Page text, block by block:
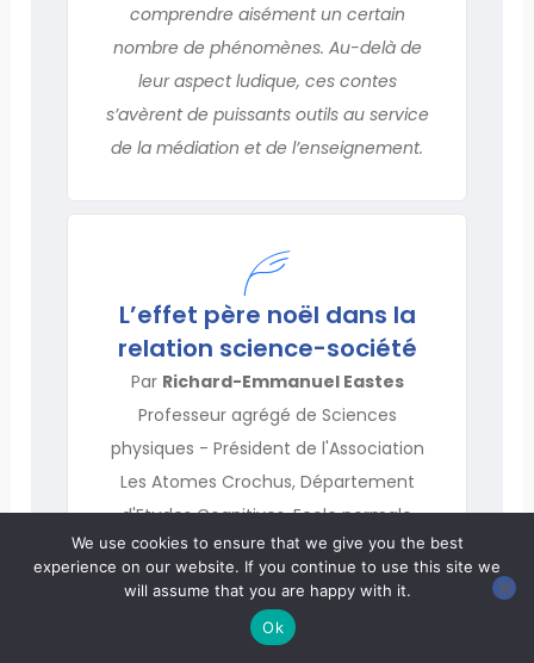
comprendre aisément un certain
nombre de phénomènes. Au-delà de
leur aspect ludique, ces contes
s’avèrent de puissants outils au service
de la médiation et de l’enseignement.
L’effet père noël dans la
relation science-société
Par Richard-Emmanuel Eastes
Professeur agrégé de Sciences
physiques - Président de l'Association
Les Atomes Crochus, Département
d'Etudes Cognitives, Ecole normale
supérieure
Francine Pellaud
Docteur en Sciences de l'éducation,
We use cookies to ensure that we give you the best
experience on our website. If you continue to use this site we
will assume that you are happy with it.
Ok